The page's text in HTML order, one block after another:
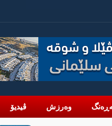
وەرزش ڤیدیۆ